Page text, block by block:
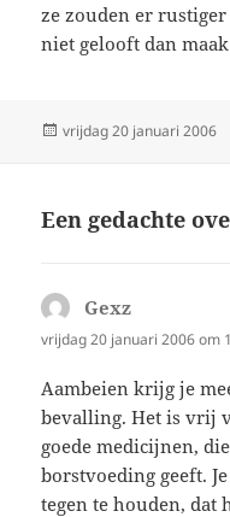
ze zouden er
niet gelooft dan
Geplaatst
vrijdag 20 januari 2006
Een gedachte
Gexz
vrijdag 20 januari 2006 om
Aambeien krijg je
bevalling. Het is vrij
goede medicijnen,
borstvoeding geeft.
tegen te houden, dat